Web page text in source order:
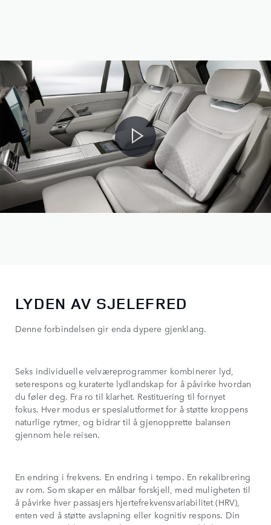
LYDEN AV SJELEFRED
Denne forbindelsen gir enda dypere gjenklang.
Seks individuelle velværeprogrammer kombinerer lyd,
seterespons og kuraterte lydlandskap for å påvirke hvordan
du føler deg. Fra ro til klarhet. Restituering til fornyet
fokus. Hver modus er spesialutformet for å støtte kroppens
naturlige rytmer, og bidrar til å gjenopprette balansen
gjennom hele reisen.
En endring i frekvens. En endring i tempo. En rekalibrering
av rom. Som skaper en målbar forskjell, med muligheten til
å påvirke hver passasjers hjertefrekvensvariabilitet (HRV),
enten ved å støtte avslapning eller kognitiv respons. Din